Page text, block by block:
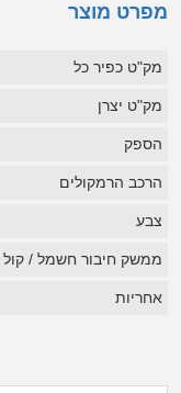
מפרט מוצר
מק"ט כפיר כל
מק"ט יצרן
הספק
הרכב הרמקולים
צבע
ממשק חיבור חשמל / קול
אחריות